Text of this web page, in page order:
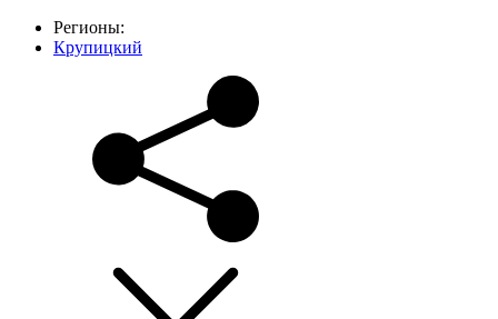
Регионы:
Крупицкий